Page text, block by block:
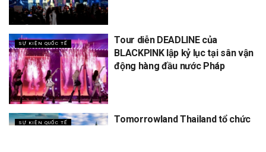
SỰ KIỆN QUỐC TẾ
Tour diễn DEADLINE của
BLACKPINK lập kỷ lục tại sân vận
động hàng đầu nước Pháp
SỰ KIỆN QUỐC TẾ
Tomorrowland Thailand tổ chức